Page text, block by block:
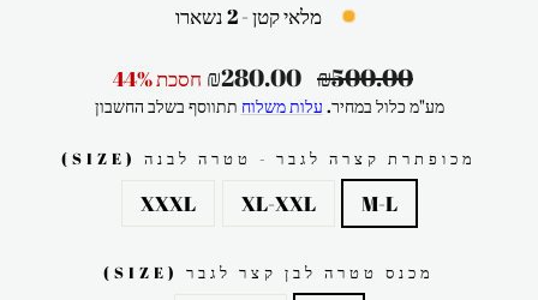
מלאי קטן - 2 נשארו
מחיר
רגיל
₪500.00 מחיר
מבצע
₪280.00 חסכת 44%
מע"מ כלול במחיר. עלות משלוח תתווסף בשלב החשבון
מכופתרת קצרה לגבר - טטרה לבנה (SIZE)
M-L
XL-XXL
XXXL
מכנס טטרה לבן קצר לגבר (SIZE)